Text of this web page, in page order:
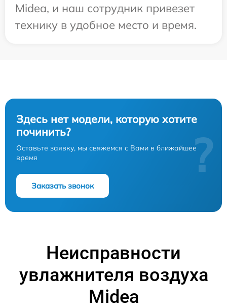
Midea, и наш сотрудник привезет
технику в удобное место и время.
Здесь нет модели, которую хотите
починить?
Оставьте заявку, мы свяжемся с Вами в ближайшее
время
Заказать звонок
?
Неисправности
увлажнителя воздуха
Midea